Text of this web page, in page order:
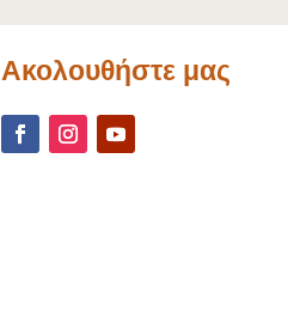
Ακολουθήστε μας